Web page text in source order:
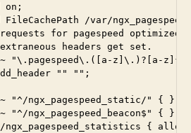
on;
FileCachePath /var/
for pagespeed optimized
headers get set.
"\.pagespeed\.([a-z]\.)?[a-
"" "";
"^/ngx_pagespeed_static/" { }
"^/ngx_pagespeed_beacon$" { }
ngx_pagespeed_statistics { allow